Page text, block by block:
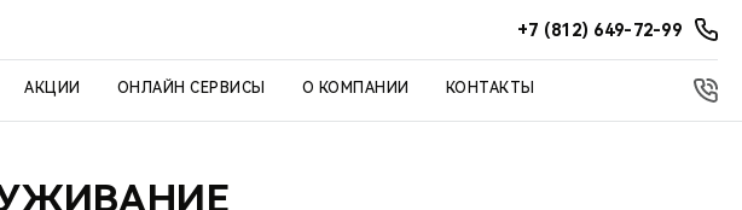
+7 (812) 649-72-99
АКЦИИ ОНЛАЙН СЕРВИСЫ О КОМПАНИИ КОНТАКТЫ